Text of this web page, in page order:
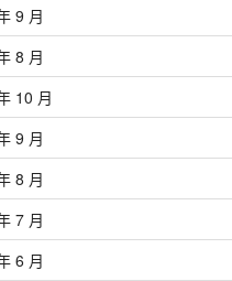
9 月
8 月
10 月
9 月
8 月
7 月
6 月